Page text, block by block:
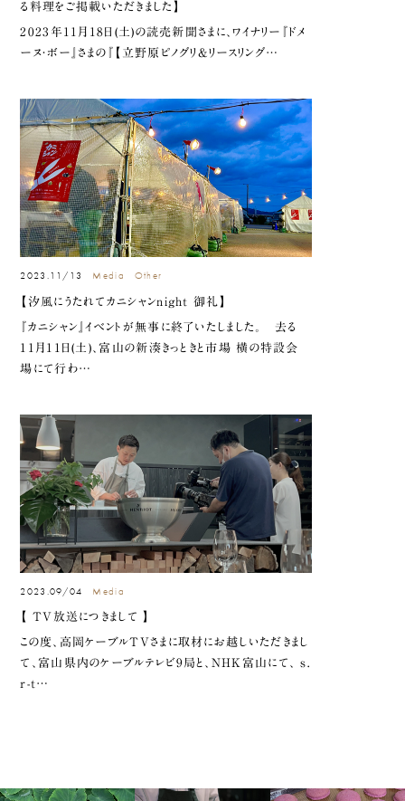
る料理をご掲載いただきました】
2023年11月18日(土)の読売新聞さまに、ワイナリー『ドメ
ーヌ・ボー』さまの『【立野原ピノグリ&リースリング…
2023.11/13 Media Other
【汐風にうたれてカニシャンnight 御礼】
『カニシャン』イベントが無事に終了いたしました。 去る
11月11日(土)、富山の新湊きっときと市場 横の特設会
場にて行わ…
2023.09/04 Media
【 TV放送につきまして 】
この度、高岡ケーブルTVさまに取材にお越しいただきまし
て、富山県内のケーブルテレビ9局と、NHK富山にて、 s.
r-t…